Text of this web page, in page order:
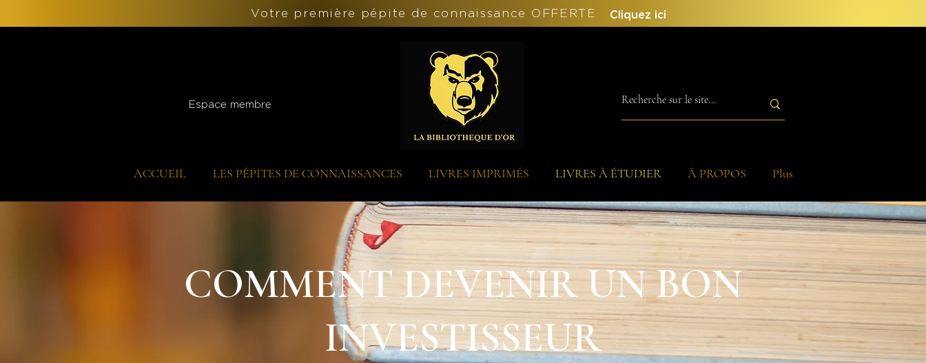
Votre première pépite de connaissance OFFERTE Cliquez ici
Espace membre
ACCUEIL LES PÉPITES DE CONNAISSANCES LIVRES IMPRIMÉS LIVRES À ÉTUDIER À PROPOS Plus
COMMENT DEVENIR UN BON
INVESTISSEUR